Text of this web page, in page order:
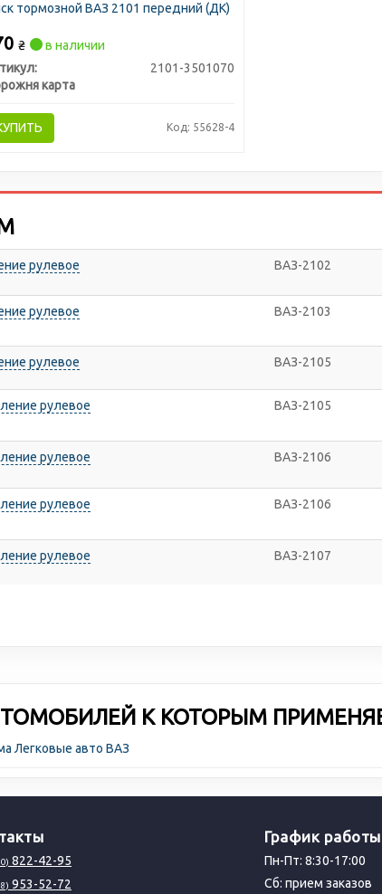
тормозной ВАЗ 2101 передний (ДК)
₴
в наличии
2101-3501070
карта
Код: 55628-4
рулевое ВАЗ-2102
рулевое ВАЗ-2103
рулевое ВАЗ-2105
рулевое ВАЗ-2105
рулевое ВАЗ-2106
рулевое ВАЗ-2106
рулевое ВАЗ-2107
К КОТОРЫМ
Легковые авто ВАЗ
822-42-95
953-52-72
График работы
Пн-Пт: 8:30-17:00
Сб: прием заказов